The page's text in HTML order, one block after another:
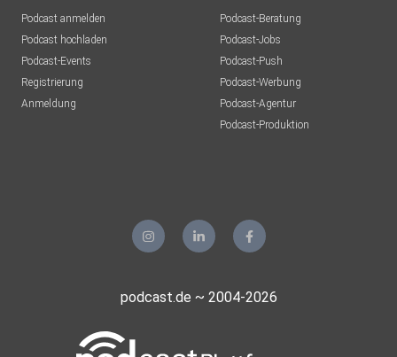
Podcast anmelden
Podcast hochladen
Podcast-Events
Registrierung
Anmeldung
Podcast-Beratung
Podcast-Jobs
Podcast-Push
Podcast-Werbung
Podcast-Agentur
Podcast-Produktion
podcast.de ~ 2004-2026